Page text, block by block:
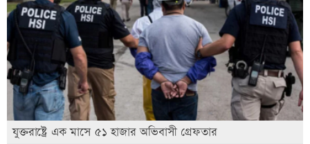
যুক্তরাষ্ট্রে এক মাসে ৫১ হাজার অভিবাসী গ্রেফতার